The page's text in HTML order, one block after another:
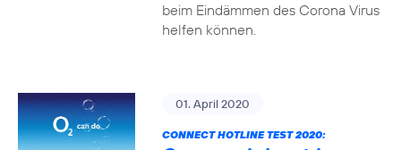
beim Eindämmen des Corona Virus
helfen können.
01. April 2020
CONNECT HOTLINE TEST 2020: